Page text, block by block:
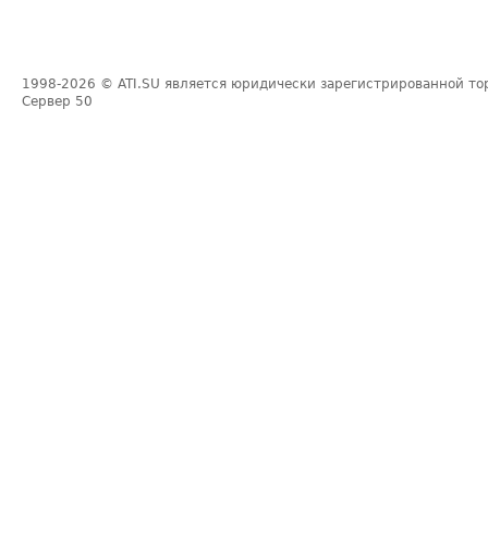
1998-2026 © ATI.SU является юридически зарегистрированной
Сервер 50